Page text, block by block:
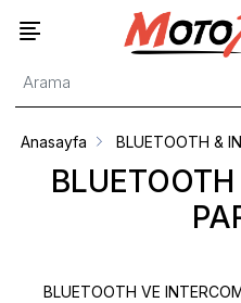
Anasayfa BLUETOOTH &
BLUETOOTH VE